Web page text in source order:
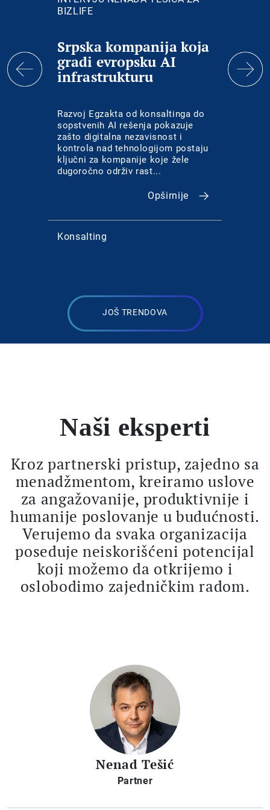
BIZLIFE
Srpska kompanija koja
gradi evropsku AI
infrastrukturu
Razvoj Egzakta od konsaltinga do
sopstvenih AI rešenja pokazuje
zašto digitalna nezavisnost i
kontrola nad tehnologijom postaju
ključni za kompanije koje žele
dugoročno održiv rast...
Opširnije
Konsalting
JOŠ TRENDOVA
Naši eksperti
Kroz partnerski pristup, zajedno sa
menadžmentom, kreiramo uslove
za angažovanije, produktivnije i
humanije poslovanje u budućnosti.
Verujemo da svaka organizacija
poseduje neiskorišćeni potencijal
koji možemo da otkrijemo i
oslobodimo zajedničkim radom.
Nenad Tešić
Partner